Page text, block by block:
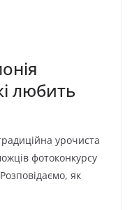
любить
урочиста
фотоконкурсу
як